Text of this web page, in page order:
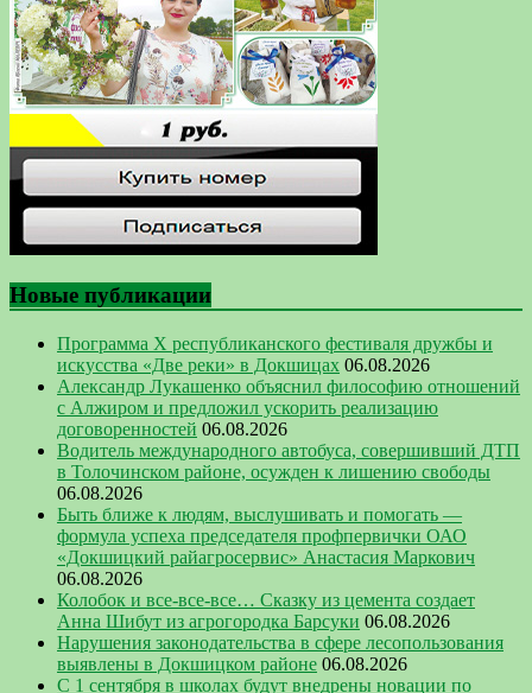
Новые публикации
Программа Х республиканского фестиваля дружбы и
искусства «Две реки» в Докшицах 06.08.2026
Александр Лукашенко объяснил философию отношений
с Алжиром и предложил ускорить реализацию
договоренностей 06.08.2026
Водитель международного автобуса, совершивший ДТП
в Толочинском районе, осужден к лишению свободы
06.08.2026
Быть ближе к людям, выслушивать и помогать —
формула успеха председателя профпервички ОАО
«Докшицкий райагросервис» Анастасия Маркович
06.08.2026
Колобок и все-все-все… Сказку из цемента создает
Анна Шибут из агрогородка Барсуки 06.08.2026
Нарушения законодательства в сфере лесопользования
выявлены в Докшицком районе 06.08.2026
С 1 сентября в школах будут внедрены новации по